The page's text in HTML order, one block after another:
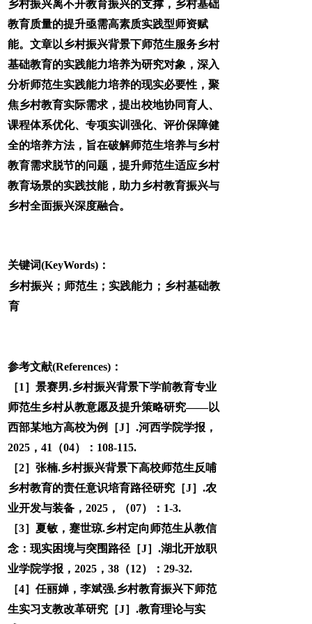
乡村振兴离不开教育振兴的支撑，乡村基础
教育质量的提升亟需高素质实践型师资赋
能。文章以乡村振兴背景下师范生服务乡村
基础教育的实践能力培养为研究对象，深入
分析师范生实践能力培养的现实必要性，聚
焦乡村教育实际需求，提出校地协同育人、
课程体系优化、专项实训强化、评价保障健
全的培养方法，旨在破解师范生培养与乡村
教育需求脱节的问题，提升师范生适应乡村
教育场景的实践技能，助力乡村教育振兴与
乡村全面振兴深度融合。
关键词(KeyWords)：
乡村振兴；师范生；实践能力；乡村基础教
育
参考文献(References)：
［1］景赛男.乡村振兴背景下学前教育专业
师范生乡村从教意愿及提升策略研究——以
西部某地方高校为例［J］.河西学院学报，
2025，41（04）：108-115.
［2］张楠.乡村振兴背景下高校师范生反哺
乡村教育的责任意识培育路径研究［J］.农
业开发与装备，2025，（07）：1-3.
［3］夏敏，蹇世琼.乡村定向师范生从教信
念：现实困境与突围路径［J］.湖北开放职
业学院学报，2025，38（12）：29-32.
［4］任丽婵，李斌强.乡村教育振兴下师范
生实习支教改革研究［J］.教育理论与实